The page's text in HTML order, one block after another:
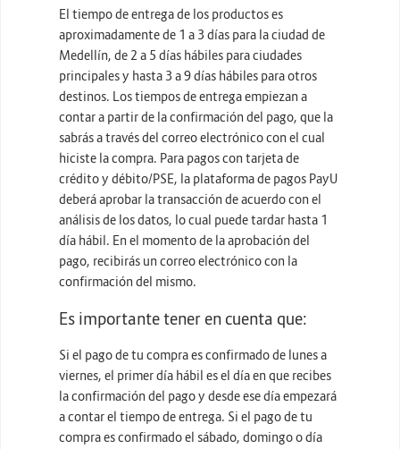
El tiempo de entrega de los productos es
aproximadamente de 1 a 3 días para la ciudad de
Medellín, de 2 a 5 días hábiles para ciudades
principales y hasta 3 a 9 días hábiles para otros
destinos. Los tiempos de entrega empiezan a
contar a partir de la confirmación del pago, que la
sabrás a través del correo electrónico con el cual
hiciste la compra. Para pagos con tarjeta de
crédito y débito/PSE, la plataforma de pagos PayU
deberá aprobar la transacción de acuerdo con el
análisis de los datos, lo cual puede tardar hasta 1
día hábil. En el momento de la aprobación del
pago, recibirás un correo electrónico con la
confirmación del mismo.
Es importante tener en cuenta que:
Si el pago de tu compra es confirmado de lunes a
viernes, el primer día hábil es el día en que recibes
la confirmación del pago y desde ese día empezará
a contar el tiempo de entrega. Si el pago de tu
compra es confirmado el sábado, domingo o día